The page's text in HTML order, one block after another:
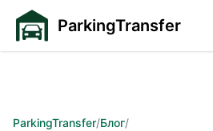
ParkingTransfer
ParkingTransfer/Блог/